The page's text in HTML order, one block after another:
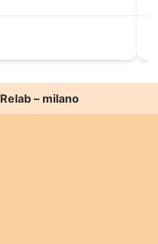
Relab – milano